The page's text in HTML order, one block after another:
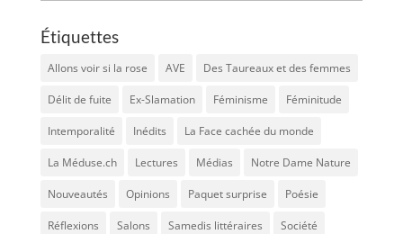
Étiquettes
Allons voir si la rose AVE Des Taureaux et des femmes
Délit de fuite Ex-Slamation Féminisme Féminitude
Intemporalité Inédits La Face cachée du monde
La Méduse.ch Lectures Médias Notre Dame Nature
Nouveautés Opinions Paquet surprise Poésie
Réflexions Salons Samedis littéraires Société